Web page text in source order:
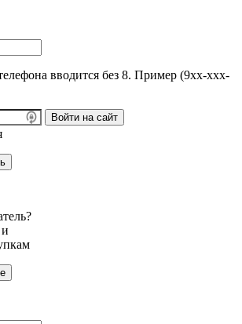
вводится без 8. Пример (9хх-ххх-
Войти на сайт